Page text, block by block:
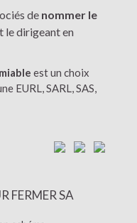
de nommer le
le dirigeant en
est un choix
EURL, SARL, SAS,
FERMER SA